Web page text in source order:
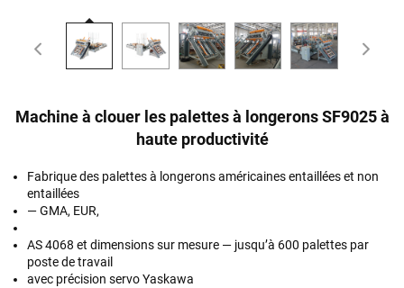
Machine à clouer les palettes à longerons SF9025 à
haute productivité
Fabrique des palettes à longerons américaines entaillées et non
entaillées
— GMA, EUR,
AS 4068 et dimensions sur mesure — jusqu’à 600 palettes par
poste de travail
avec précision servo Yaskawa